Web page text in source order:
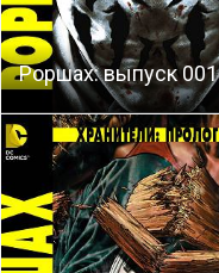
Роршах: выпуск 001